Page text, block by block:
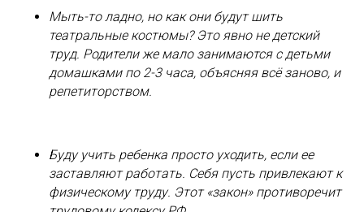
Мыть-то ладно, но как они будут шить
театральные костюмы? Это явно не детский
труд. Родители же мало занимаются с детьми
домашками по 2-3 часа, объясняя всё заново, и
репетиторством.
Буду учить ребенка просто уходить, если ее
заставляют работать. Себя пусть привлекают к
физическому труду. Этот «закон» противоречит